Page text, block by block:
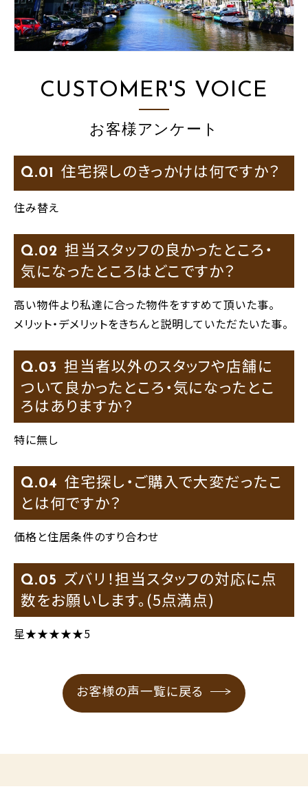
CUSTOMER'S VOICE
お客様アンケート
Q. 住宅探しのきっかけは何ですか？
住み替え
Q.
担当スタッフの良かったところ・
気になったところはどこですか？
高い物件より私達に合った物件をすすめて頂いた事。
メリット・デメリットをきちんと説明していただたいた事。
Q.
担当者以外のスタッフや店舗に
ついて良かったところ・気になったとこ
ろはありますか？
特に無し
Q.
住宅探し・ご購入で大変だったこ
とは何ですか？
価格と住居条件のすり合わせ
Q.
ズバリ！担当スタッフの対応に点
数をお願いします。(5点満点)
星★★★★★5
お客様の声一覧に戻る